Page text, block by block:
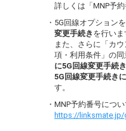
詳しくは「MNP予
・5G回線オプション
変更手続き を行いま
また、さらに「カ
項・利用条件」の同
に5G回線変更手続き
5G回線変更手続き
す。
・MNP予約番号につ
https://